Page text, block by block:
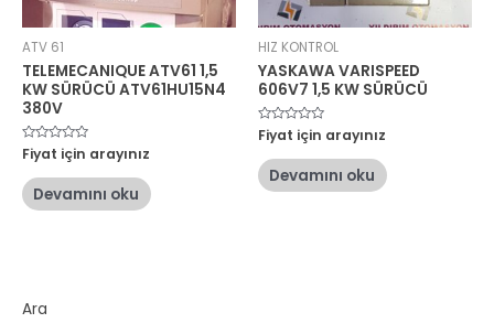
Ara
ATV 61
TELEMECANIQUE ATV61 1,5
KW SÜRÜCÜ ATV61HU15N4
380V
5
üzerinden
oy
aldı
Fiyat için arayınız
Devamını oku
HIZ KONTROL
YASKAWA VARISPEED
606V7 1,5 KW SÜRÜCÜ
5
üzerinden
oy
aldı
Fiyat için arayınız
Devamını oku